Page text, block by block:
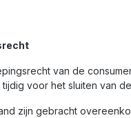
van de
voor het sluiten van
zijn gebracht